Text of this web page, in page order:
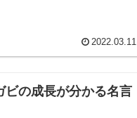
2022.03.11
ビの成長が分かる名言